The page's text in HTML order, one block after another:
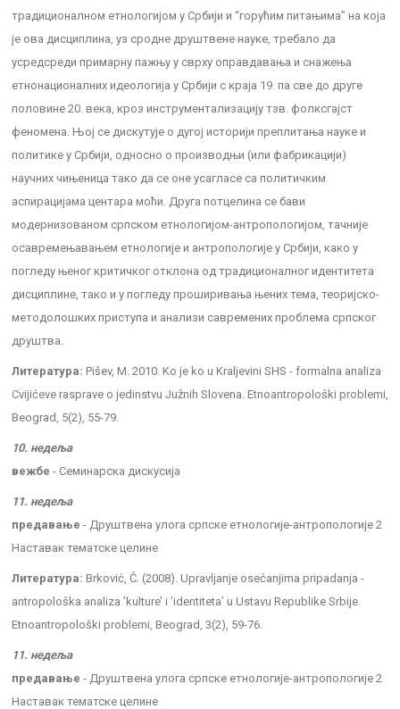
традиционалном етнологијом у Србији и “горућим питањима” на која
је ова дисциплина, уз сродне друштвене науке, требало да
усредсреди примарну пажњу у сврху оправдавања и снажења
етнонационалних идеологија у Србији с краја 19. па све до друге
половине 20. века, кроз инструментализацију тзв. фолксгајст
феномена. Њој се дискутује о дугој историји преплитања науке и
политике у Србији, односно о производњи (или фабрикацији)
научних чињеница тако да се оне усагласе са политичким
аспирацијама центара моћи. Друга потцелина се бави
модернизованом српском етнологијом-антропологијом, тачније
осавремењавањем етнологије и антропологије у Србији, како у
погледу њеног критичког отклона од традиционалног идентитета
дисциплине, тако и у погледу проширивања њених тема, теоријско-
методолошких приступа и анализи савремених проблема српског
друштва.
Литература: Pišev, M. 2010. Ko je ko u Kraljevini SHS - formalna analiza
Cvijićeve rasprave o jedinstvu Južnih Slovena. Etnoantropološki problemi,
Beograd, 5(2), 55-79.
10. недеља
вежбе - Семинарска дискусија
11. недеља
предавање - Друштвена улога српске етнологије-антропологије 2
Наставак тематске целине
Литература: Brković, Č. (2008). Upravljanje osećanjima pripadanja -
antropološka analiza ’kulture’ i ’identiteta’ u Ustavu Republike Srbije.
Etnoantropološki problemi, Beograd, 3(2), 59-76.
11. недеља
предавање - Друштвена улога српске етнологије-антропологије 2
Наставак тематске целине